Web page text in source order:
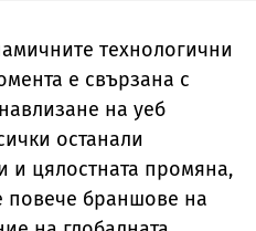
технологични
е свързана с
на уеб
останали
и цялостната промяна,
повече браншове на